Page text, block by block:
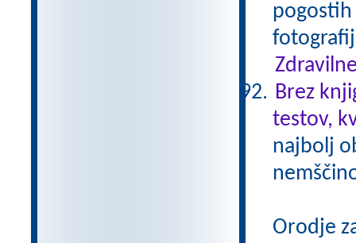
pogostih
Brez
testov,
najbolj
Orodje